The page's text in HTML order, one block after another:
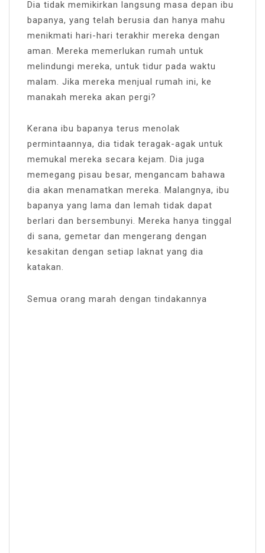
Dia tidak memikirkan langsung masa depan ibu
bapanya, yang telah berusia dan hanya mahu
menikmati hari-hari terakhir mereka dengan
aman. Mereka memerlukan rumah untuk
melindungi mereka, untuk tidur pada waktu
malam. Jika mereka menjual rumah ini, ke
manakah mereka akan pergi?
Kerana ibu bapanya terus menolak
permintaannya, dia tidak teragak-agak untuk
memukal mereka secara kejam. Dia juga
memegang pisau besar, mengancam bahawa
dia akan menamatkan mereka. Malangnya, ibu
bapanya yang lama dan lemah tidak dapat
berlari dan bersembunyi. Mereka hanya tinggal
di sana, gemetar dan mengerang dengan
kesakitan dengan setiap laknat yang dia
katakan.
Semua orang marah dengan tindakannya